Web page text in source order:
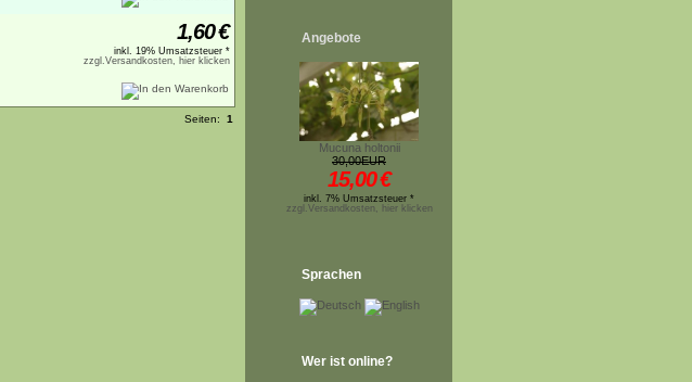
1,60€
inkl. 19% Umsatzsteuer *
zzgl.Versandkosten, hier klicken
Seiten: 1
Angebote
Mucuna holtonii
30,00EUR
15,00€
inkl. 7% Umsatzsteuer *
zzgl.Versandkosten, hier klicken
Sprachen
Wer ist online?